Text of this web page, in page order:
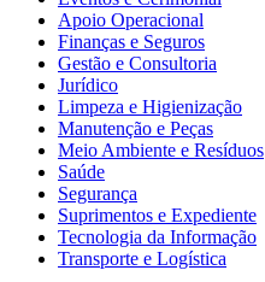
Apoio Operacional
Finanças e Seguros
Gestão e Consultoria
Jurídico
Limpeza e Higienização
Manutenção e Peças
Meio Ambiente e Resíduos
Saúde
Segurança
Suprimentos e Expediente
Tecnologia da Informação
Transporte e Logística